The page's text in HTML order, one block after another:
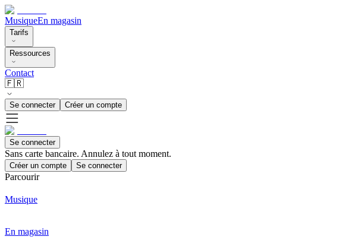
MusiqueEn magasin
Tarifs
Ressources
Contact
🇫🇷
Se connecter Créer un compte
Se connecter
Sans carte bancaire. Annulez à tout moment.
Créer un compte Se connecter
Parcourir
Musique
En magasin